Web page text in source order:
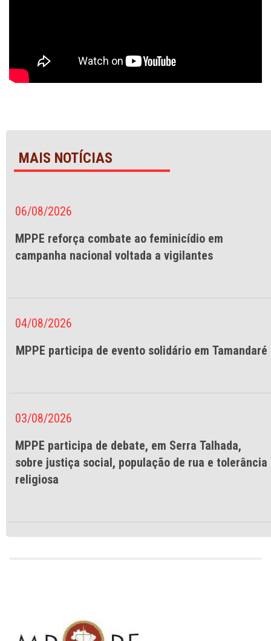
MAIS NOTÍCIAS
06/08/2026
MPPE reforça combate ao feminicídio em
campanha nacional voltada a vigilantes
04/08/2026
MPPE participa de evento solidário em Tamandaré
03/08/2026
MPPE participa de debate, em Serra Talhada,
sobre justiça social, população de rua e tolerância
religiosa